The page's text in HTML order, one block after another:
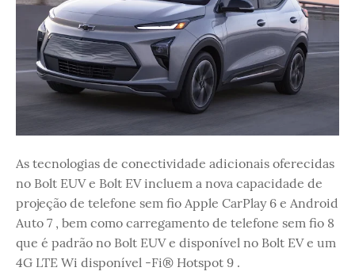
As tecnologias de conectividade adicionais oferecidas
no Bolt EUV e Bolt EV incluem a nova capacidade de
projeção de telefone sem fio Apple CarPlay 6 e Android
Auto 7 , bem como carregamento de telefone sem fio 8
que é padrão no Bolt EUV e disponível no Bolt EV e um
4G LTE Wi disponível -Fi® Hotspot 9 .